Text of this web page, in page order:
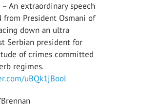
An extraordinary speech
from President Osmani of
down an ultra
Serbian president for
of crimes committed
regimes.
uBQk1jBool